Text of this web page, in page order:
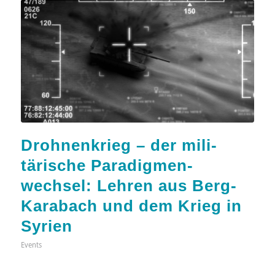
Drohnen­krieg – der mili­
tärische Para­digmen­
wechsel: Lehren aus Berg-
Karabach und dem Krieg in
Syrien
Events